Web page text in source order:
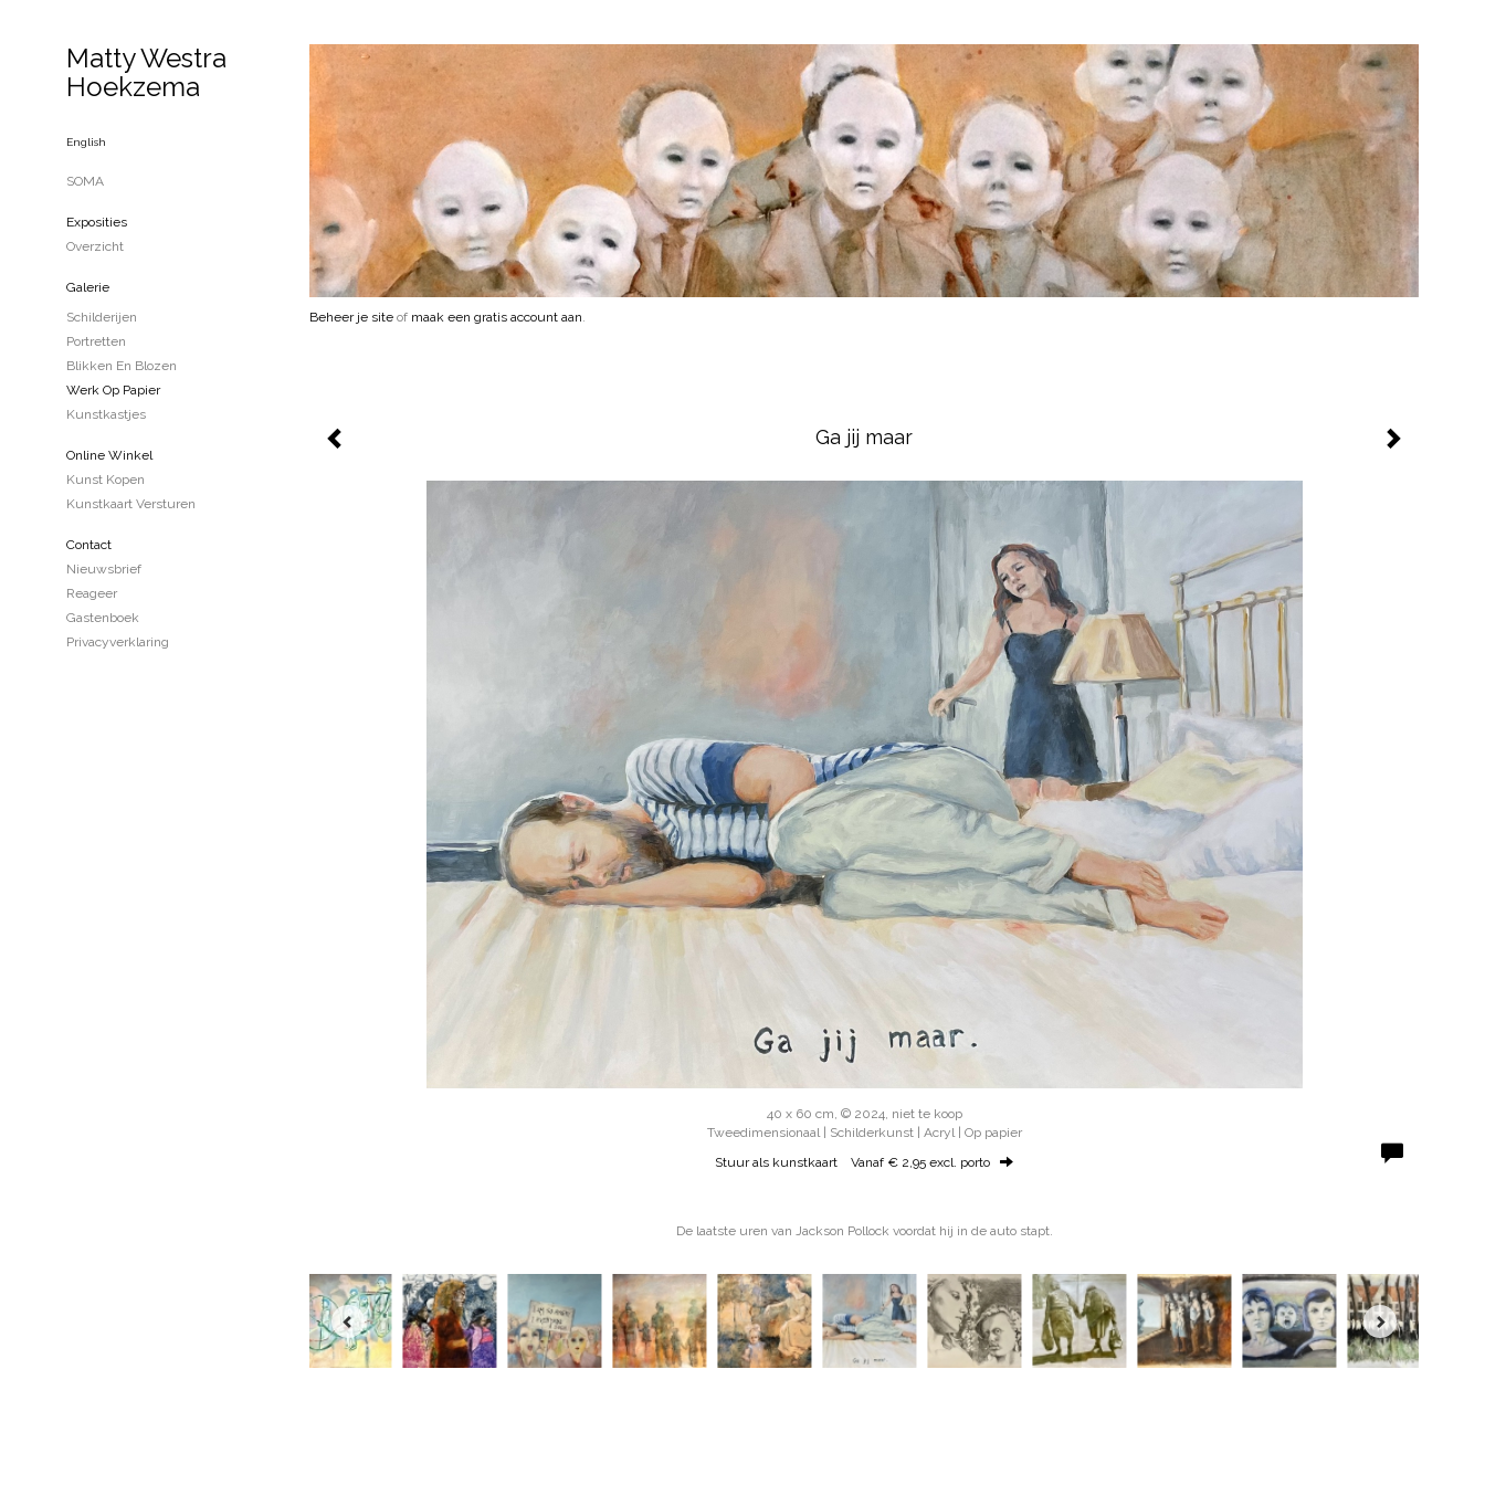
Beheer je site of maak een gratis account aan.
Ga jij maar
40 x 60 cm, © 2024, niet te koop
Tweedimensionaal | Schilderkunst | Acryl | Op papier
Stuur als kunstkaart Vanaf € 2,95 excl. porto
De laatste uren van Jackson Pollock voordat hij in de auto stapt.
Matty Westra
Hoekzema
English
SOMA
Exposities
Overzicht
Galerie
Schilderijen
Portretten
Blikken En Blozen
Werk Op Papier
Kunstkastjes
Online Winkel
Kunst Kopen
Kunstkaart Versturen
Contact
Nieuwsbrief
Reageer
Gastenboek
Privacyverklaring